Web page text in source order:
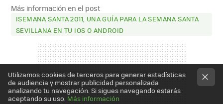
MAIL
Más información en el post
ISEMANA SANTA 2011, UNA GUÍA PARA LA SEMANA SANTA
SEVILLANA EN TU IOS O ANDROID
Utilizamos cookies de terceros para generar estadísticas
de audiencia y mostrar publicidad personalizada
analizando tu navegación. Si sigues navegando estarás
aceptando su uso. Más información